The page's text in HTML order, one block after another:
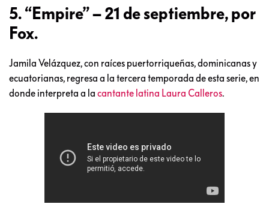
5. “Empire” – 21 de septiembre, por
Fox.
Jamila Velázquez, con raíces puertorriqueñas, dominicanas y
ecuatorianas, regresa a la tercera temporada de esta serie, en
donde interpreta a la cantante latina Laura Calleros.